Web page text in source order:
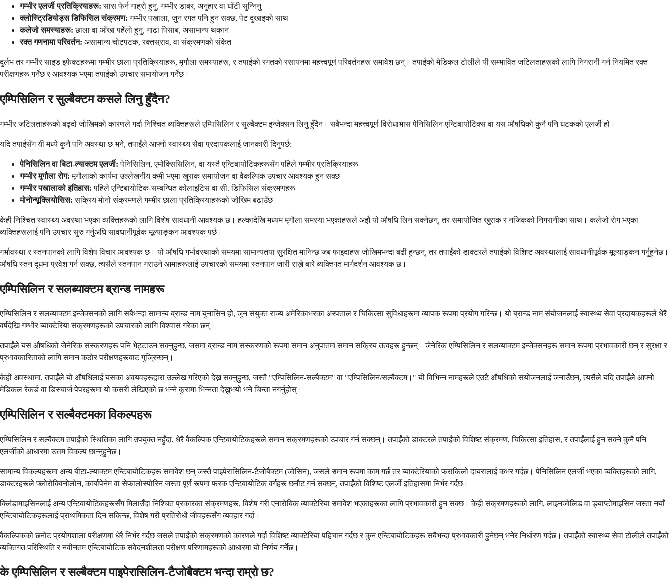
गम्भीर एलर्जी प्रतिक्रियाहरू: सास फेर्न गाह्रो हुनु, गम्भीर डाबर, अनुहार वा घाँटी सुन्निनु
क्लोस्ट्रिडियोड्स डिफिसिल संक्रमण: गम्भीर पखाला, जुन रगत पनि हुन सक्छ, पेट दुखाइको साथ
कलेजो समस्याहरू: छाला वा आँखा पहेँलो हुनु, गाढा पिसाब, असामान्य थकान
रक्त गणनामा परिवर्तन: असामान्य चोटपटक, रक्तस्राव, वा संक्रमणको संकेत
दुर्लभ तर गम्भीर साइड इफेक्टहरूमा गम्भीर छाला प्रतिक्रियाहरू, मृगौला समस्याहरू, र तपाईंको रगतको रसायनमा महत्त्वपूर्ण परिवर्तनहरू समावेश छन्। तपाईंको मेडिकल टोलीले यी सम्भावित जटिलताहरूको लागि निगरानी गर्न नियमित रक्त
परीक्षणहरू गर्नेछ र आवश्यक भएमा तपाईंको उपचार समायोजन गर्नेछ।
एम्पिसिलिन र सुल्बैक्टम कसले लिनु हुँदैन?
गम्भीर जटिलताहरूको बढ्दो जोखिमको कारणले गर्दा निश्चित व्यक्तिहरूले एम्पिसिलिन र सुल्बैक्टम इन्जेक्सन लिनु हुँदैन। सबैभन्दा महत्त्वपूर्ण विरोधाभास पेनिसिलिन एन्टिबायोटिक्स वा यस औषधिको कुनै पनि घटकको एलर्जी हो।
यदि तपाईंसँग यी मध्ये कुनै पनि अवस्था छ भने, तपाईंले आफ्नो स्वास्थ्य सेवा प्रदायकलाई जानकारी दिनुपर्छ:
पेनिसिलिन वा बिटा-ल्याक्टम एलर्जी: पेनिसिलिन, एमोक्सिसिलिन, वा यस्तै एन्टिबायोटिकहरूसँग पहिले गम्भीर प्रतिक्रियाहरू
गम्भीर मृगौला रोग: मृगौलाको कार्यमा उल्लेखनीय कमी भएमा खुराक समायोजन वा वैकल्पिक उपचार आवश्यक हुन सक्छ
गम्भीर पखालाको इतिहास: पहिले एन्टिबायोटिक-सम्बन्धित कोलाइटिस वा सी. डिफिसिल संक्रमणहरू
मोनोन्यूक्लियोसिस: सक्रिय मोनो संक्रमणले गम्भीर छाला प्रतिक्रियाहरूको जोखिम बढाउँछ
केही निश्चित स्वास्थ्य अवस्था भएका व्यक्तिहरूको लागि विशेष सावधानी आवश्यक छ। हल्कादेखि मध्यम मृगौला समस्या भएकाहरूले अझै यो औषधि लिन सक्नेछन्, तर समायोजित खुराक र नजिकको निगरानीका साथ। कलेजो रोग भएका
व्यक्तिहरूलाई पनि उपचार सुरु गर्नुअघि सावधानीपूर्वक मूल्याङ्कन आवश्यक पर्छ।
गर्भावस्था र स्तनपानको लागि विशेष विचार आवश्यक छ। यो औषधि गर्भावस्थाको समयमा सामान्यतया सुरक्षित मानिन्छ जब फाइदाहरू जोखिमभन्दा बढी हुन्छन्, तर तपाईंको डाक्टरले तपाईंको विशिष्ट अवस्थालाई सावधानीपूर्वक मूल्याङ्कन गर्नुहुनेछ।
औषधि स्तन दूधमा प्रवेश गर्न सक्छ, त्यसैले स्तनपान गराउने आमाहरूलाई उपचारको समयमा स्तनपान जारी राख्ने बारे व्यक्तिगत मार्गदर्शन आवश्यक छ।
एम्पिसिलिन र सलब्याक्टम ब्रान्ड नामहरू
एम्पिसिलिन र सलब्याक्टम इन्जेक्सनको लागि सबैभन्दा सामान्य ब्रान्ड नाम युनासिन हो, जुन संयुक्त राज्य अमेरिकाभरका अस्पताल र चिकित्सा सुविधाहरूमा व्यापक रूपमा प्रयोग गरिन्छ। यो ब्रान्ड नाम संयोजनलाई स्वास्थ्य सेवा प्रदायकहरूले धेरै
वर्षदेखि गम्भीर ब्याक्टेरिया संक्रमणहरूको उपचारको लागि विश्वास गरेका छन्।
तपाईंले यस औषधिको जेनेरिक संस्करणहरू पनि भेट्टाउन सक्नुहुन्छ, जसमा ब्रान्ड नाम संस्करणको रूपमा समान अनुपातमा समान सक्रिय तत्वहरू हुन्छन्। जेनेरिक एम्पिसिलिन र सलब्याक्टम इन्जेक्सनहरू समान रूपमा प्रभावकारी छन् र सुरक्षा र
प्रभावकारिताको लागि समान कठोर परीक्षणहरूबाट गुज्रिन्छन्।
केही अवस्थामा, तपाईंले यो औषधिलाई यसका अवयवहरूद्वारा उल्लेख गरिएको देख्न सक्नुहुन्छ, जस्तै "एम्पिसिलिन-सल्बैक्टम" वा "एम्पिसिलिन/सल्बैक्टम।" यी विभिन्न नामहरूले एउटै औषधिको संयोजनलाई जनाउँछन्, त्यसैले यदि तपाईंले आफ्नो
मेडिकल रेकर्ड वा डिस्चार्ज पेपरहरूमा यो कसरी लेखिएको छ भन्ने कुरामा भिन्नता देख्नुभयो भने चिन्ता नगर्नुहोस्।
एम्पिसिलिन र सल्बैक्टमका विकल्पहरू
एम्पिसिलिन र सल्बैक्टम तपाईंको स्थितिका लागि उपयुक्त नहुँदा, धेरै वैकल्पिक एन्टिबायोटिकहरूले समान संक्रमणहरूको उपचार गर्न सक्छन्। तपाईंको डाक्टरले तपाईंको विशिष्ट संक्रमण, चिकित्सा इतिहास, र तपाईंलाई हुन सक्ने कुनै पनि
एलर्जीको आधारमा उत्तम विकल्प छान्नुहुनेछ।
सामान्य विकल्पहरूमा अन्य बीटा-ल्याक्टम एन्टिबायोटिकहरू समावेश छन् जस्तै पाइपेरासिलिन-टैजोबैक्टम (जोसिन), जसले समान रूपमा काम गर्छ तर ब्याक्टेरियाको फराकिलो दायरालाई कभर गर्दछ। पेनिसिलिन एलर्जी भएका व्यक्तिहरूको लागि,
डाक्टरहरूले फ्लोरोक्विनोलोन, कार्बापेनेम वा सेफालोस्पोरिन जस्ता पूर्ण रूपमा फरक एन्टिबायोटिक वर्गहरू छनौट गर्न सक्छन्, तपाईंको विशिष्ट एलर्जी इतिहासमा निर्भर गर्दछ।
क्लिंडामाइसिनलाई अन्य एन्टिबायोटिकहरूसँग मिलाउँदा निश्चित प्रकारका संक्रमणहरू, विशेष गरी एनारोबिक ब्याक्टेरिया समावेश भएकाहरूका लागि प्रभावकारी हुन सक्छ। केही संक्रमणहरूको लागि, लाइनजोलिड वा ड्याप्टोमाइसिन जस्ता नयाँ
एन्टिबायोटिकहरूलाई प्राथमिकता दिन सकिन्छ, विशेष गरी प्रतिरोधी जीवहरूसँग व्यवहार गर्दा।
वैकल्पिकको छनोट प्रयोगशाला परीक्षणमा धेरै निर्भर गर्दछ जसले तपाईंको संक्रमणको कारणले गर्दा विशिष्ट ब्याक्टेरिया पहिचान गर्दछ र कुन एन्टिबायोटिकहरू सबैभन्दा प्रभावकारी हुनेछन् भनेर निर्धारण गर्दछ। तपाईंको स्वास्थ्य सेवा टोलीले तपाईंको
व्यक्तिगत परिस्थिति र नवीनतम एन्टिबायोटिक संवेदनशीलता परीक्षण परिणामहरूको आधारमा यो निर्णय गर्नेछ।
के एम्पिसिलिन र सल्बैक्टम पाइपेरासिलिन-टैजोबैक्टम भन्दा राम्रो छ?